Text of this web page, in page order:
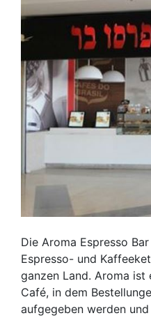
Die Aroma Espresso
Espresso- und
ganzen Land. Aroma ist
Café, in dem
aufgegeben werden